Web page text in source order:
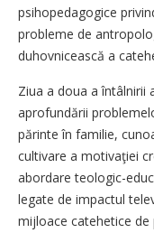
psihopedagogice
probleme de
duhovnicească a
Ziua a doua a întâlnirii
aprofundării
părinte în familie,
cultivare a motivaţiei
abordare teologic-
legate de impactul
mijloace catehetice